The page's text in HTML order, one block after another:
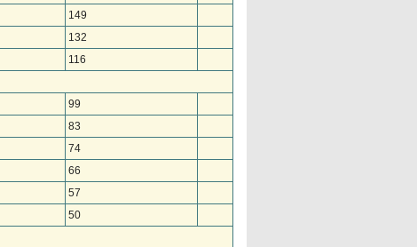
149
132
116
99
83
74
66
57
50